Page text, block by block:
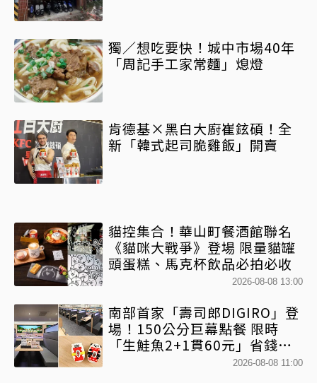
獨／想吃要快！城中市場40年
「周記手工家常麵」熄燈
肯德基×黑白大廚崔鉉碩！全
新「韓式起司脆雞飯」開賣
貓控集合！華山町餐酒館聯名
《貓咪大戰爭》登場 限量貓罐
頭蛋糕、馬克杯飲品必拍必收
2026-08-08 13:00
南部首家「壽司郎DIGIRO」登
場！150公分巨幕點餐 限時
「生鮭魚2+1貫60元」省錢攻
2026-08-08 11:00